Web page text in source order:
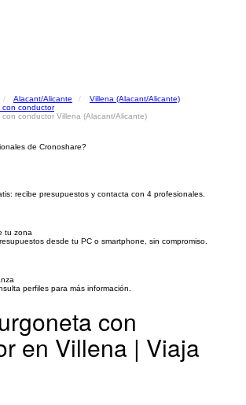
Alacant/Alicante
Villena (Alacant/Alicante)
con conductor
conductor Villena (Alacant/Alicante)
de Cronoshare?
recibe presupuestos y contacta con 4 profesionales.
tu zona
desde tu PC o smartphone, sin compromiso.
perfiles para más información.
con
en Villena | Viaja